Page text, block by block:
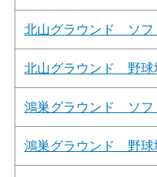
北山グラウンド ソフ
北山グラウンド 野球
鴻巣グラウンド ソフ
鴻巣グラウンド 野球